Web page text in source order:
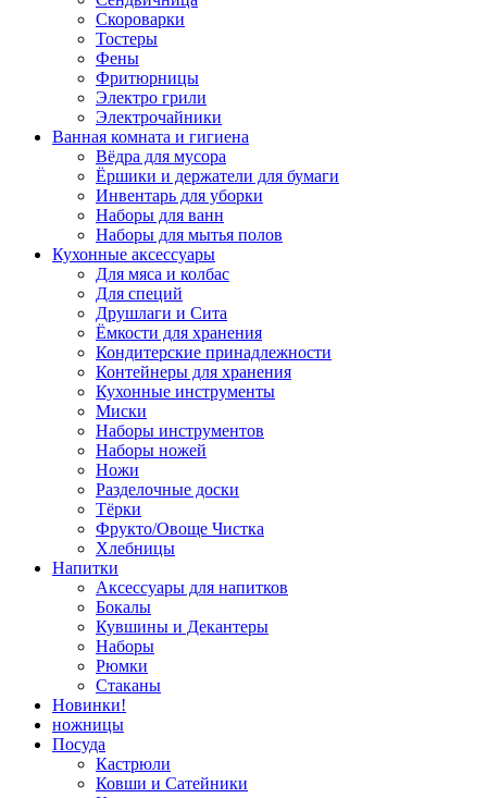
Скороварки
Тостеры
Фены
Фритюрницы
Электро грили
Электрочайники
Ванная комната и гигиена
Вёдра для мусора
Ёршики и держатели для бумаги
Инвентарь для уборки
Наборы для ванн
Наборы для мытья полов
Кухонные аксессуары
Для мяса и колбас
Для специй
Друшлаги и Сита
Ёмкости для хранения
Кондитерские принадлежности
Контейнеры для хранения
Кухонные инструменты
Миски
Наборы инструментов
Наборы ножей
Ножи
Разделочные доски
Тёрки
Фрукто/Овоще Чистка
Хлебницы
Напитки
Аксессуары для напитков
Бокалы
Кувшины и Декантеры
Наборы
Рюмки
Стаканы
Новинки!
ножницы
Посуда
Кастрюли
Ковши и Сатейники